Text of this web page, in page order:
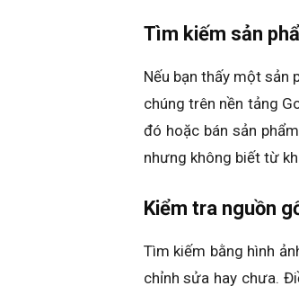
Tìm kiếm sản
Nếu bạn thấy một sản
chúng trên nền tảng
đó hoặc bán sản
nhưng không biết từ
Kiểm tra nguồn
Tìm kiếm bằng hình
chỉnh sửa hay chưa.